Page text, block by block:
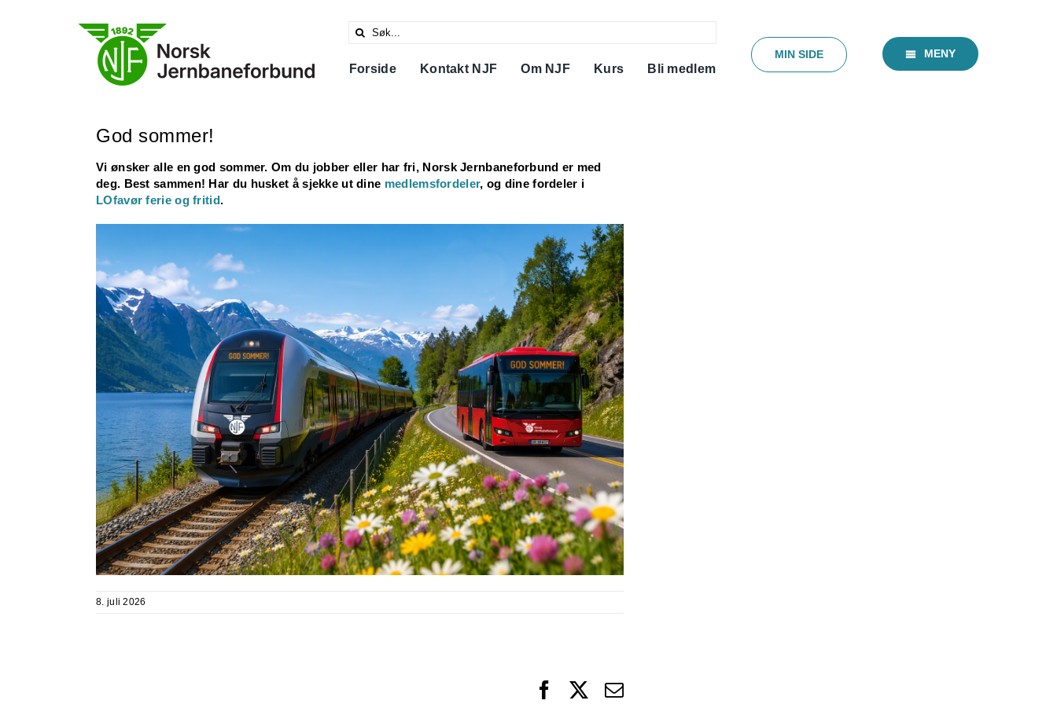
Search
Forside
Kontakt NJF Om NJF Kurs Bli medlem
MIN SIDE MENY
God sommer!
Vi ønsker alle en god sommer. Om du jobber eller har fri, Norsk Jernbaneforbund er med
deg. Best sammen! Har du husket å sjekke ut dine medlemsfordeler, og dine fordeler i
LOfavør ferie og fritid.
8. juli 2026
FacebookEmail